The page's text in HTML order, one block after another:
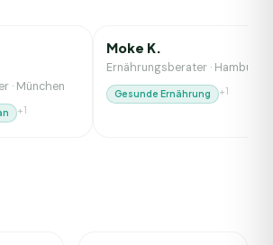
· München
+1
Moke K.
Ernährungsberater · Hamburg
Gesunde Ernährung +1